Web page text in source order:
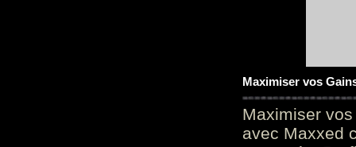
Maximiser vos
Maximiser
avec Maxxed